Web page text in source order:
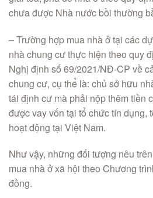
chưa được Nhà nước bồi thường
– Trường hợp mua nhà ở tại các
nhà chung cư thực hiện theo quy
Nghị định số 69/2021/NĐ-CP về
chung cư, cụ thể là: chủ sở hữu
tái định cư mà phải nộp thêm tiền
được vay vốn tại tổ chức tín dụng,
hoạt động tại Việt Nam.
Như vậy, những đối tượng nêu
mua nhà ở xã hội theo Chương
đồng.